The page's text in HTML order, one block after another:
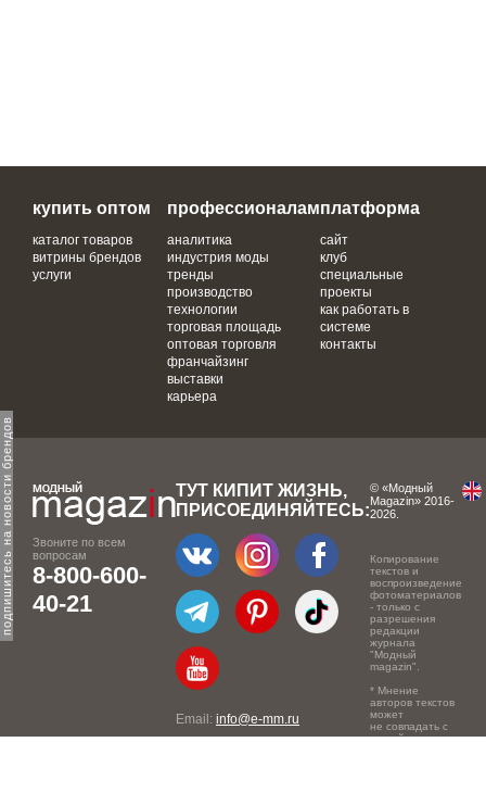
подпишитесь на новости брендов
купить оптом
каталог товаров
витрины брендов
услуги
профессионалам
аналитика
индустрия моды
тренды
производство
технологии
торговая площадь
оптовая торговля
франчайзинг
выставки
карьера
платформа
сайт
клуб
специальные
проекты
как работать в
системе
контакты
Звоните по всем
вопросам
8-800-600-
40-21
ТУТ КИПИТ ЖИЗНЬ,
ПРИСОЕДИНЯЙТЕСЬ:
Email: info@e-mm.ru
© «Модный
Magazin» 2016-
2026.
Копирование
текстов и
воспроизведение
фотоматериалов
- только с
разрешения
редакции
журнала
"Модный
magazin".
* Мнение
авторов текстов
может
не совпадать с
точкой зрения